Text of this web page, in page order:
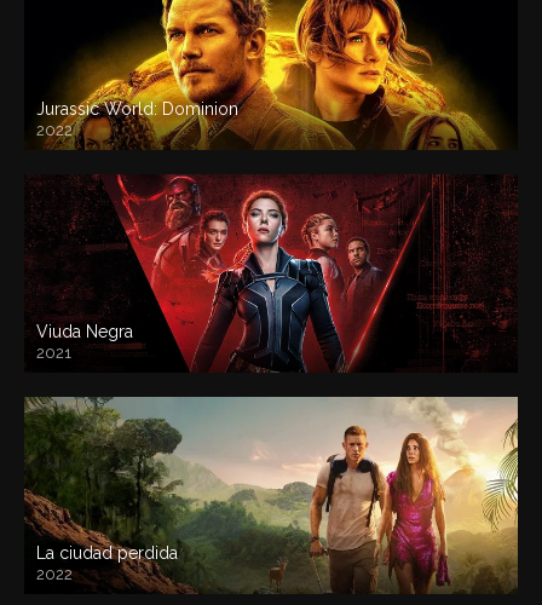
Jurassic World: Dominion
2022
Viuda Negra
2021
La ciudad perdida
2022